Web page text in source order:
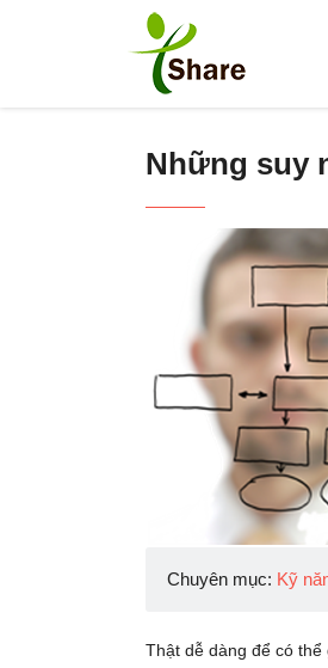
Những suy
Chuyên mục: Kỹ
Thật dễ dàng để có